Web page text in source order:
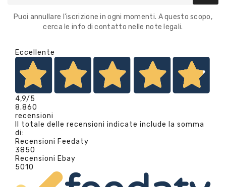
Puoi annullare l'iscrizione in ogni momenti. A questo scopo,
cerca le info di contatto nelle note legali.
Eccellente
4,9/5
8.860
recensioni
Il totale delle recensioni indicate include la somma
di:
Recensioni Feedaty
3850
Recensioni Ebay
5010